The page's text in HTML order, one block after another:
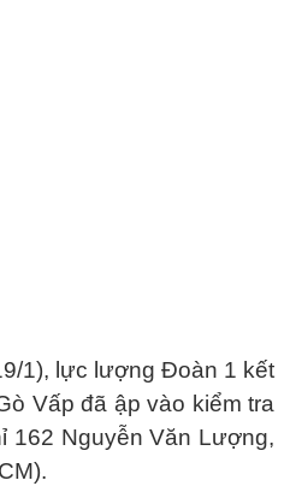
1), lực lượng Đoàn 1 kết
Vấp đã ập vào kiểm tra
162 Nguyễn Văn Lượng,